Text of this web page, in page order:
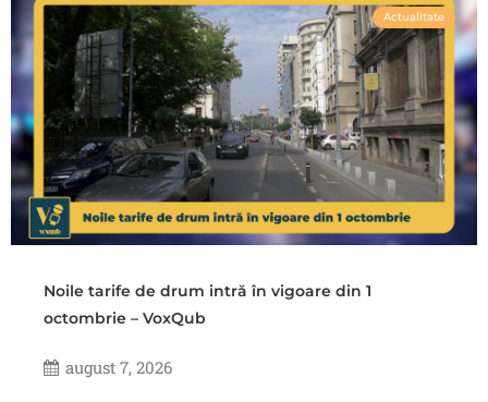
Actualitate
Noile tarife de drum intră în vigoare din 1
octombrie – VoxQub
august 7, 2026